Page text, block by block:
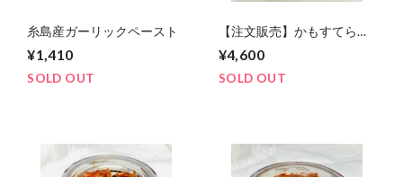
糸島産ガーリックペースト
¥1,410
SOLD OUT
【注文販売】かもすてらす
¥4,600
SOLD OUT